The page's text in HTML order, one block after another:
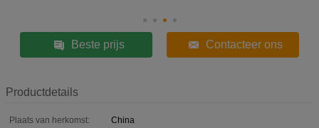
Beste prijs Contacteer ons
Productdetails
Plaats van herkomst:
China